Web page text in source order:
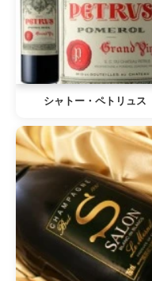
シャトー・ペトリュス